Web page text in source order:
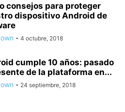
consejos para proteger
dispositivo Android de
- 4 octubre, 2018
cumple 10 años: pasado
de la plataforma en...
- 24 septiembre, 2018